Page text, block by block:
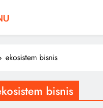
ekosistem bisnis
bisnis